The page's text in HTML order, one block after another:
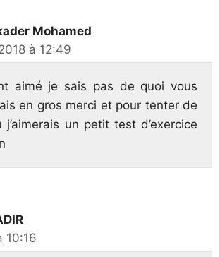
Mohamed
à 12:49
aimé je sais pas de quoi vous
en gros merci et pour tenter de
j’aimerais un petit test d’exercice
10:16